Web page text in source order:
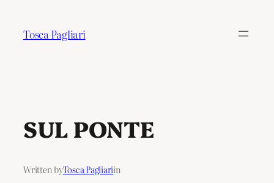
Tosca Pagliari
SUL PONTE
Written byTosca Pagliariin